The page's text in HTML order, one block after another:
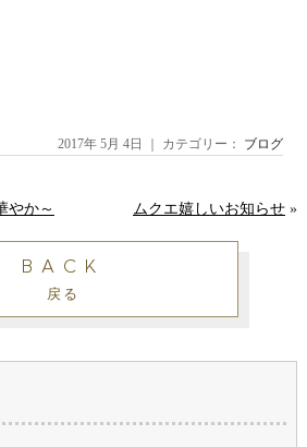
2017年 5月 4日 ｜ カテゴリー： ブログ
やか～ ムクエ嬉しいお知らせ »
BACK
戻る